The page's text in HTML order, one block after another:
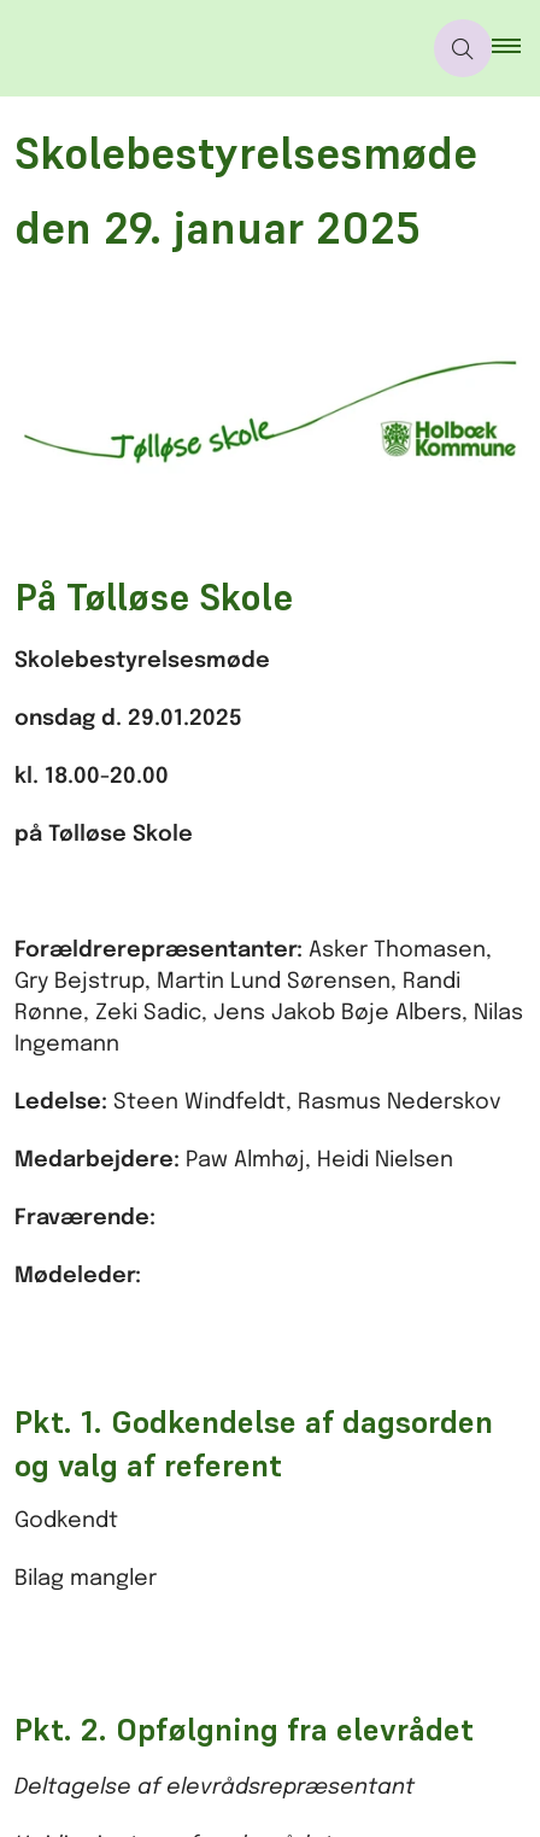
Skolebestyrelsesmøde
den 29. januar 2025
På Tølløse Skole
Skolebestyrelsesmøde
onsdag d. 29.01.2025
kl. 18.00-20.00
på Tølløse Skole
Forældrerepræsentanter: Asker Thomasen,
Gry Bejstrup, Martin Lund Sørensen, Randi
Rønne, Zeki Sadic, Jens Jakob Bøje Albers, Nilas
Ingemann
Ledelse: Steen Windfeldt, Rasmus Nederskov
Medarbejdere: Paw Almhøj, Heidi Nielsen
Fraværende:
Mødeleder:
Pkt. 1. Godkendelse af dagsorden
og valg af referent
Godkendt
Bilag mangler
Pkt. 2. Opfølgning fra elevrådet
Deltagelse af elevrådsrepræsentant